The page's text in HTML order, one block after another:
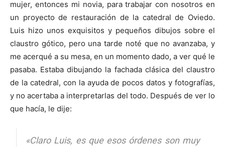
mujer, entonces mi novia, para trabajar con nosotros en
un proyecto de restauración de la catedral de Oviedo.
Luis hizo unos exquisitos y pequeños dibujos sobre el
claustro gótico, pero una tarde noté que no avanzaba, y
me acerqué a su mesa, en un momento dado, a ver qué le
pasaba. Estaba dibujando la fachada clásica del claustro
de la catedral, con la ayuda de pocos datos y fotografías,
y no acertaba a interpretarlas del todo. Después de ver lo
que hacía, le dije:
«Claro Luis, es que esos órdenes son muy